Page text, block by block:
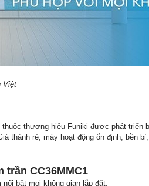
Việt
thương hiệu Funiki được phát triển
thành rẻ, máy hoạt động ổn định, bền
trần CC36MMC1
bật mọi không gian lắp đặt.